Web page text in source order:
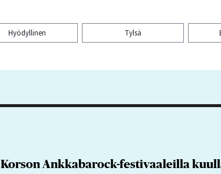
Hyödyllinen Tylsä
Korson Ankkabarock-festivaaleilla